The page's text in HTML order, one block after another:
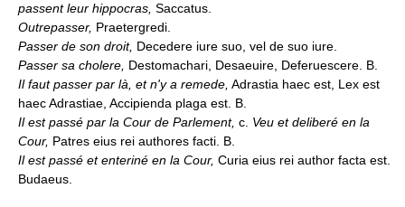
passent leur hippocras, Saccatus.
Outrepasser, Praetergredi.
Passer de son droit, Decedere iure suo, vel de suo iure.
Passer sa cholere, Destomachari, Desaeuire, Deferuescere. B.
Il faut passer par là, et n'y a remede, Adrastia haec est, Lex est
haec Adrastiae, Accipienda plaga est. B.
Il est passé par la Cour de Parlement, c. Veu et deliberé en la
Cour, Patres eius rei authores facti. B.
Il est passé et enteriné en la Cour, Curia eius rei author facta est.
Budaeus.